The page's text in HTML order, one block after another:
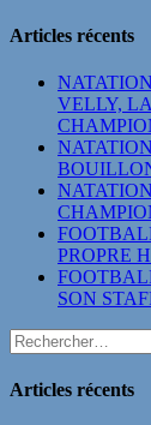
Articles récents
VELLY,
PROPRE
SON
Rechercher :
Articles récents